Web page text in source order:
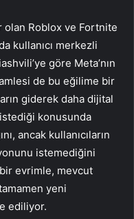
olan Roblox ve Fortnite
kullanıcı merkezli
göre Meta’nın
de bu eğilime bir
giderek daha dijital
konusunda
ancak kullanıcıların
istemediğini
evrimle, mevcut
yeni
ediliyor.